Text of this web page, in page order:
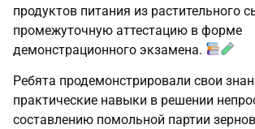
продуктов питания из растительного
промежуточную аттестацию в форме
демонстрационного экзамена.
Ребята продемонстрировали свои
практические навыки в решении
составлению помольной партии